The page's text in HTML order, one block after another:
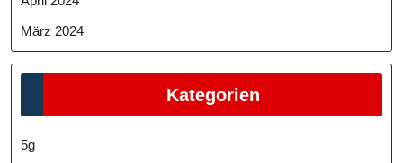
März 2024
Kategorien
5g